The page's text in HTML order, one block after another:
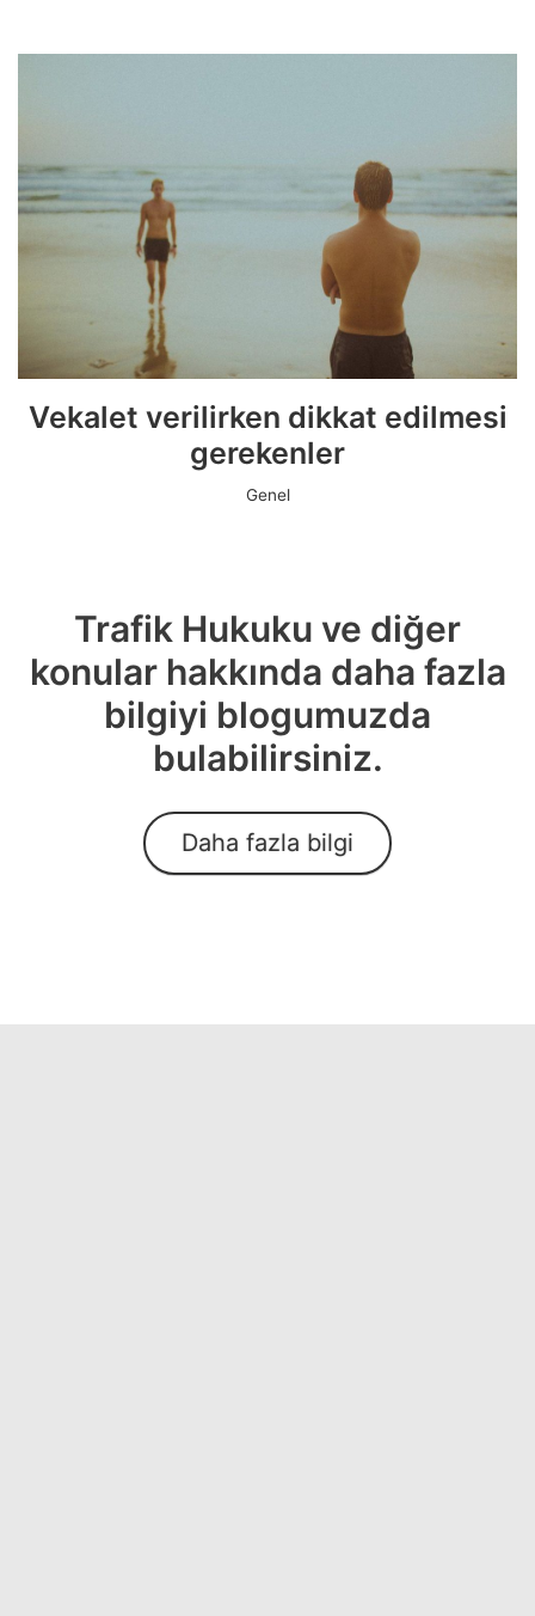
Vekalet verilirken dikkat edilmesi
gerekenler
Genel
Trafik Hukuku ve diğer
konular hakkında daha fazla
bilgiyi blogumuzda
bulabilirsiniz.
Daha fazla bilgi